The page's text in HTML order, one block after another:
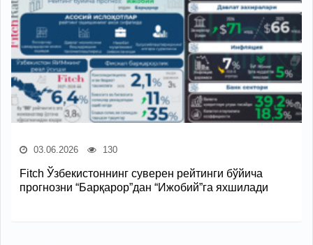
03.06.2026 130
Fitch Ўзбекистоннинг суверен рейтинги бўйича
прогнозни “Барқарор”дан “Ижобий”га яхшилади